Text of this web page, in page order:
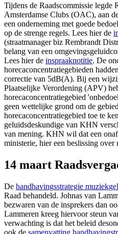
Tijdens de Raadscommissie legde
Amsterdamse Clubs (OAC), aan
een onderneming met goede
op de strenge regels. Lees hier de
(straatmanager biz Rembrandt
belang van een
Lees hier de inspraaknotitie. De
horecaconcentratiegebieden
correctie van 5dB(A). Bij een
Plaatselijke Verordening (APV)
horecaconcentratiegebied
geen wettelijke grond om de
horecaconcentratiegebied toe te
geluidsdeskundige van KHN
van mening. KHN wil dat een
ministerie, hier een beslissing over
14 maart
De handhavingsstrategie
Raad behandeld. Johnas van
bezwaren van de insprekers dan
Lammeren kreeg hiervoor steun
verwachting is dat het beleid
ook de samenvatting